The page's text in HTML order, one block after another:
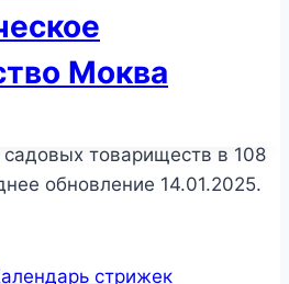
Моква
садовых товариществ в 108
обновление 14.01.2025.
стрижек